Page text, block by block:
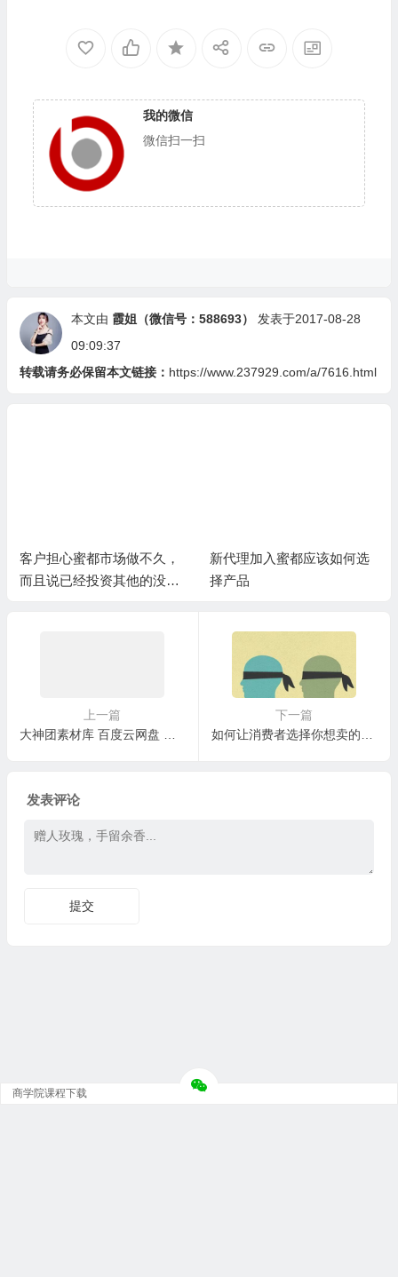
我的微信
微信扫一扫
本文由 霞姐（微信号：588693）
发表于2017-08-28
09:09:37
转载请务必保留本文链接： https://www.237929.com/a/7616.html
客户担心蜜都市场做不久，
而且说已经投资其他的没有
新代理加入蜜都应该如何选
择产品
上一篇
下一篇
发表评论
商学院课程下载